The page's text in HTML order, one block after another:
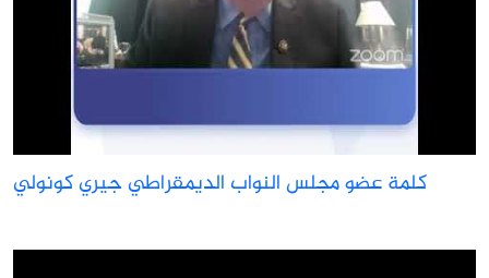
كلمة عضو مجلس النواب الديمقراطي جيري كونولي